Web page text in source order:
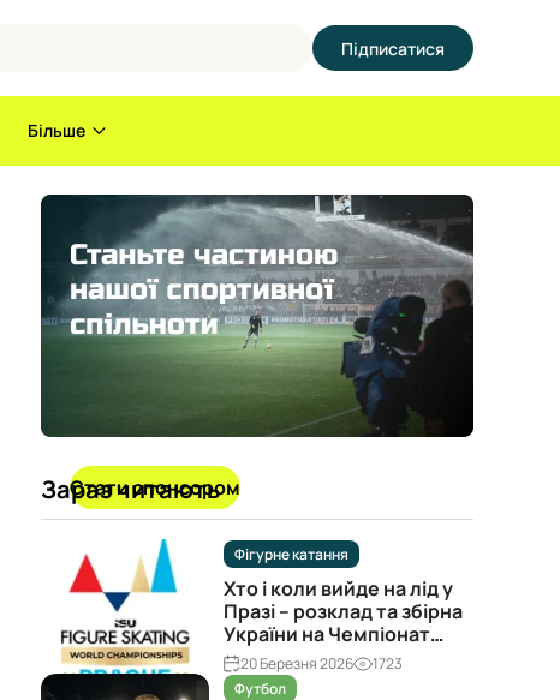
Підписатися
Більше
Стати спонсором
Зараз читають
Фігурне катання
Хто і коли вийде на лід у
Празі – розклад та збірна
України на Чемпіонат
світу з фігурного катання
2026
20 Березня 2026
1723
Футбол